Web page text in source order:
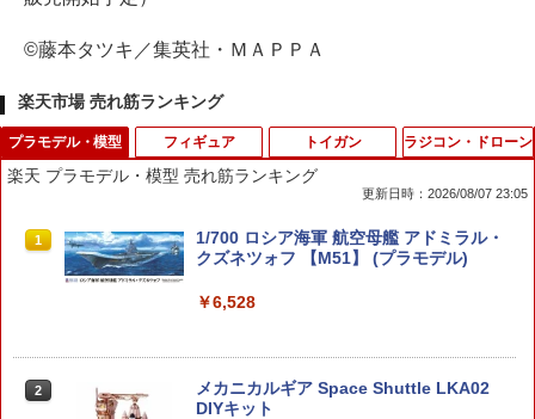
©藤本タツキ／集英社・ＭＡＰＰＡ
楽天市場 売れ筋ランキング
プラモデル・模型
楽天 プラモデル・模型 売れ筋ランキング
更新日時：2026/08/07 23:05
1
1/700 ロシア海軍 航空母艦 アドミラル・
クズネツォフ 【M51】 (プラモデル)
￥6,528
2
メカニカルギア Space Shuttle LKA02
DIYキット
フィギュア トイガン ラジコン・ドローン